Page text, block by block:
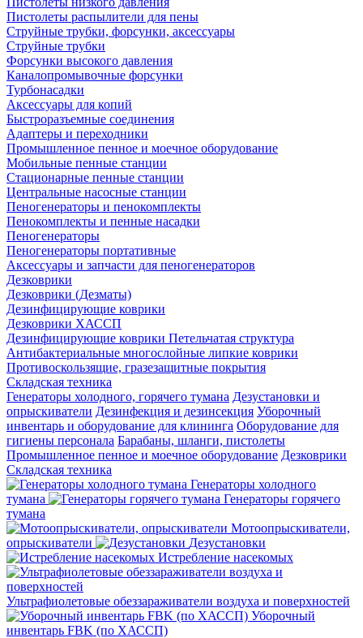
Пистолеты распылители для пены
Струйные трубки, форсунки, аксессуары
Струйные трубки
Форсунки высокого давления
Каналопромывочные форсунки
Турбонасадки
Аксессуары для копий
Быстроразъемные соединения
Адаптеры и переходники
Промышленное пенное и моечное оборудование
Мобильные пенные станции
Стационарные пенные станции
Центральные насосные станции
Пеногенераторы и пенокомплекты
Пенокомплекты и пенные насадки
Пеногенераторы
Пеногенераторы портативные
Аксессуары и запчасти для пеногенераторов
Дезковрики
Дезковрики (Дезматы)
Дезинфицирующие коврики
Дезковрики ХАССП
Дезинфицирующие коврики Петельчатая структура
Антибактериальные многослойные липкие коврики
Противоскользящие, гразезащитные покрытия
Складская техника
Генераторы холодного, горячего тумана Дезустановки и
опрыскиватели Дезинфекция и дезинсекция Уборочный
инвентарь и оборудование для клининга Оборудование для
гигиены персонала Барабаны, шланги, пистолеты
Промышленное пенное и моечное оборудование Дезковрики
Складская техника
Генераторы холодного
тумана
Генераторы горячего
тумана
Мотоопрыскиватели,
опрыскиватели
Дезустановки
Истребление насекомых
Ультрафиолетовые обеззараживатели воздуха и поверхностей
Уборочный
инвентарь FBK (по ХАССП)